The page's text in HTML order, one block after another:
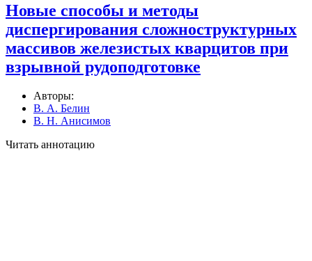
Новые способы и методы
диспергирования сложноструктурных
массивов железистых кварцитов при
взрывной рудоподготовке
Авторы:
В. А. Белин
В. Н. Анисимов
Читать аннотацию